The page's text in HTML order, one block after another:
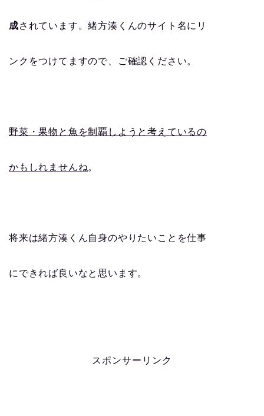
成されています。緒方湊くんのサイト名にリ
ンクをつけてますので、ご確認ください。
野菜・果物と魚を制覇しようと考えているの
かもしれませんね。
将来は緒方湊くん自身のやりたいことを仕事
にできれば良いなと思います。
スポンサーリンク